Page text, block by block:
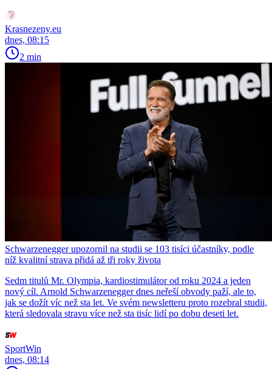
Krasnezeny.eu
dnes, 08:15
2 min
Schwarzenegger upozornil na studii se 103 tisíci účastníky, podle
níž kvalitní strava přidá až tři roky života
Sedm titulů Mr. Olympia, kardiostimulátor od roku 2024 a jeden
nový cíl. Arnold Schwarzenegger dnes neřeší obvody paží, ale to,
jak se dožít víc než sta let. Ve svém newsletteru proto rozebral studii,
která sledovala stravu více než sta tisíc lidí po dobu deseti let.
SportWin
dnes, 08:14